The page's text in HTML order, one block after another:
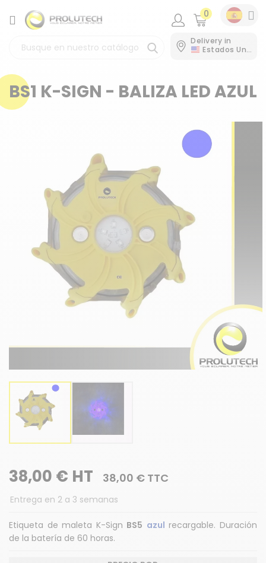
CATEGORÍA 0
Delivery in
Estados Unidos
BS1 K-SIGN - BALIZA LED AZUL

38,00 € HT 38,00 € TTC
Entrega en 2 a 3 semanas
Etiqueta de maleta K-Sign BS5 azul recargable. Duración
de la batería de 60 horas.